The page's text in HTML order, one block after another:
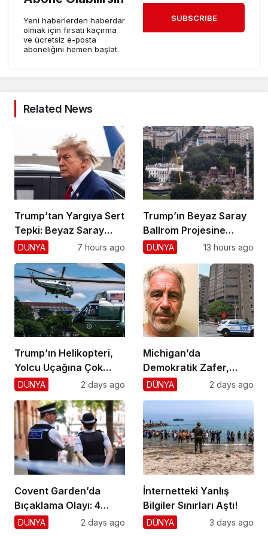
Yeni haberlerden haberdar
olmak için fırsatı kaçırma
ve ücretsiz e-posta
aboneliğini hemen başlat.
SUBSCRIBE
Related News
Trump’tan Yargıya Sert
Tepki: Beyaz Saray
Krizi!
DÜNYA 7 hours ago
Trump’ın Beyaz Saray
Ballrom Projesine
Durdurma
DÜNYA 13 hours ago
Trump’ın Helikopteri,
Yolcu Uçağına Çok
Yaklaştı!
DÜNYA 2 days ago
Michigan’da
Demokratik Zafer,
Cumhuriyetçilere
DÜNYA 2 days ago
Covent Garden’da
Bıçaklama Olayı: 4
Yaralı, 1 Gözaltı
DÜNYA 2 days ago
İnternetteki Yanlış
Bilgiler Sınırları Aştı!
DÜNYA 3 days ago